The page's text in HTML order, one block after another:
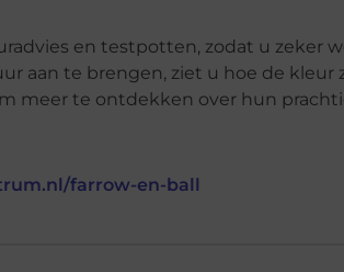
en testpotten, zodat u zeker
aan te brengen, ziet u hoe de
meer te ontdekken over hun
farrow-en-ball